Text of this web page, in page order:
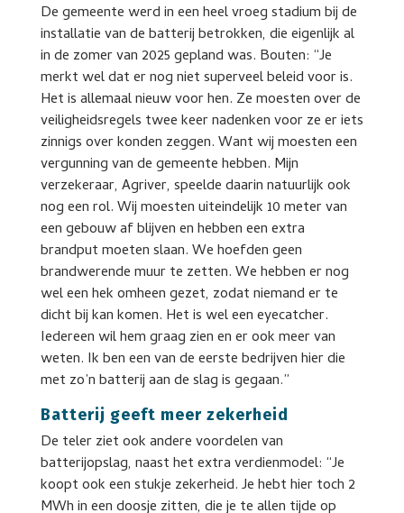
De gemeente werd in een heel vroeg stadium bij de
installatie van de batterij betrokken, die eigenlijk al
in de zomer van 2025 gepland was. Bouten: “Je
merkt wel dat er nog niet superveel beleid voor is.
Het is allemaal nieuw voor hen. Ze moesten over de
veiligheidsregels twee keer nadenken voor ze er iets
zinnigs over konden zeggen. Want wij moesten een
vergunning van de gemeente hebben. Mijn
verzekeraar, Agriver, speelde daarin natuurlijk ook
nog een rol. Wij moesten uiteindelijk 10 meter van
een gebouw af blijven en hebben een extra
brandput moeten slaan. We hoefden geen
brandwerende muur te zetten. We hebben er nog
wel een hek omheen gezet, zodat niemand er te
dicht bij kan komen. Het is wel een eyecatcher.
Iedereen wil hem graag zien en er ook meer van
weten. Ik ben een van de eerste bedrijven hier die
met zo’n batterij aan de slag is gegaan.”
Batterij geeft meer zekerheid
De teler ziet ook andere voordelen van
batterijopslag, naast het extra verdienmodel: “Je
koopt ook een stukje zekerheid. Je hebt hier toch 2
MWh in een doosje zitten, die je te allen tijde op